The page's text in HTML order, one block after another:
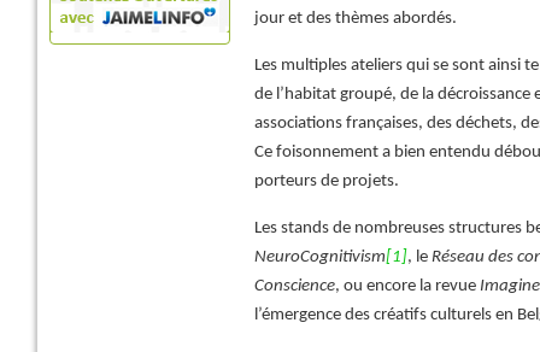
jour et des thèmes abordés.
Les multiples ateliers qui se sont ainsi
de l’habitat groupé, de la
associations françaises, des déchets,
Ce foisonnement a bien entendu
porteurs de projets.
Les stands de nombreuses structures
NeuroCognitivism[1], le Réseau des
Conscience, ou encore la revue Imagine
l’émergence des créatifs culturels en